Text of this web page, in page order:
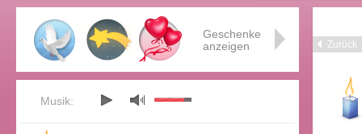
Zurück
Geschenke
anzeigen
Musik: